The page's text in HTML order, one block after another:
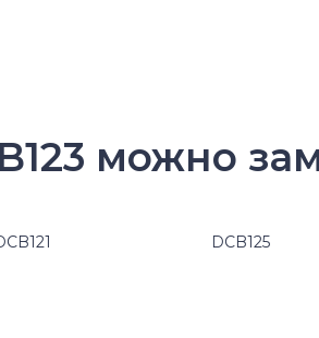
можно
DCB125